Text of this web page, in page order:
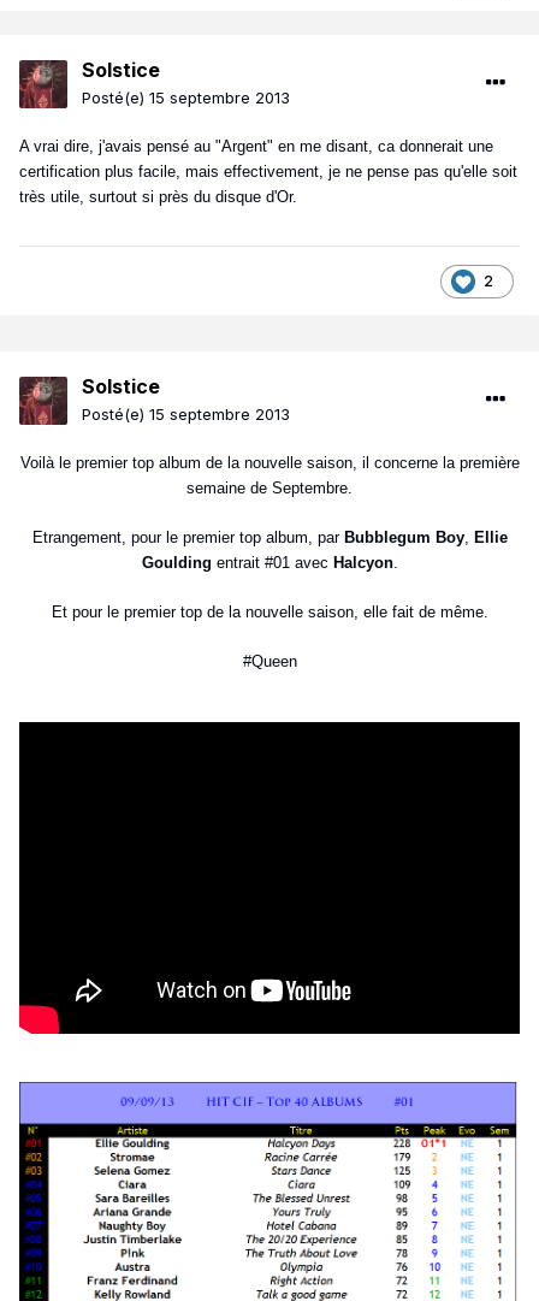
Solstice
Posté(e) 15 septembre 2013
A vrai dire, j'avais pensé au "Argent" en me disant, ca donnerait une
certification plus facile, mais effectivement, je ne pense pas qu'elle soit
très utile, surtout si près du disque d'Or.
2
Solstice
Posté(e) 15 septembre 2013
Voilà le premier top album de la nouvelle saison, il concerne la première
semaine de Septembre.
Etrangement, pour le premier top album, par Bubblegum Boy, Ellie
Goulding entrait #01 avec Halcyon.
Et pour le premier top de la nouvelle saison, elle fait de même.
#Queen